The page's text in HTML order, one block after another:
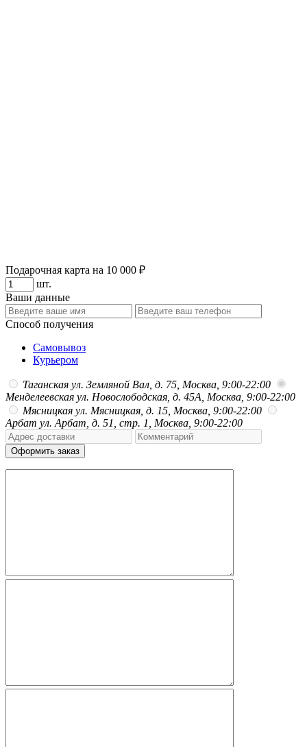
Подарочная карта на 10 000 ₽
шт.
Ваши данные
Способ получения
Самовывоз
Курьером
Таганская ул. Земляной Вал, д. 75, Москва, 9:00-22:00
Менделеевская ул. Новослободская, д. 45А, Москва, 9:00-22:00
Мясницкая ул. Мясницкая, д. 15, Москва, 9:00-22:00
Арбат ул. Арбат, д. 51, стр. 1, Москва, 9:00-22:00
Оформить заказ